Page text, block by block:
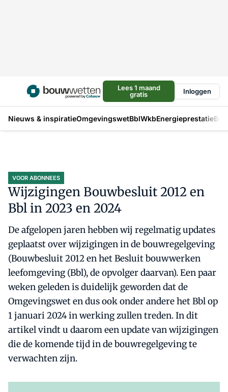
Lees 1 maand
gratis
Inloggen
Nieuws & inspiratieOmgevingswetBblWkbEnergieprestatie
VOOR ABONNEES
Wijzigingen Bouwbesluit 2012 en
Bbl in 2023 en 2024
De afgelopen jaren hebben wij regelmatig updates
geplaatst over wijzigingen in de bouwregelgeving
(Bouwbesluit 2012 en het Besluit bouwwerken
leefomgeving (Bbl), de opvolger daarvan). Een paar
weken geleden is duidelijk geworden dat de
Omgevingswet en dus ook onder andere het Bbl op
1 januari 2024 in werking zullen treden. In dit
artikel vindt u daarom een update van wijzigingen
die de komende tijd in de bouwregelgeving te
verwachten zijn.